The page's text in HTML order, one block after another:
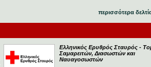
περισσότερα
Ελληνικός Ερυθρός Σταυρός -
Σαμαρειτών, Διασωστών και
Ναυαγοσωστών